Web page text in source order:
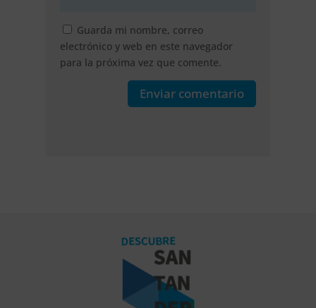
Guarda mi nombre, correo
electrónico y web en este navegador
para la próxima vez que comente.
Enviar comentario